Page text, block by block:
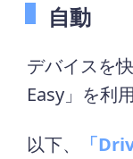
自動
デバイスを
Easy」を利
以下、 「